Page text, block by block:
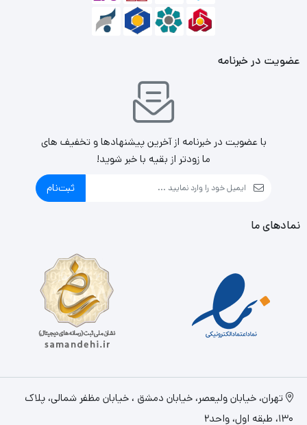
عضویت در خبرنامه
با عضویت در خبرنامه از آخرین پیشنهادها و تخفیف های
ما زودتر از بقیه با خبر شوید!
ثبت‌نام
نمادهای ما
تهران، خيابان وليعصر، خیابان دمشق ، خیابان مظفر شمالی، پلاک
130، طبقه اول، واحد2